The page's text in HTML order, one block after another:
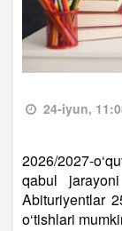
24-iyun,
2026/2027-
qabul
Abituriyentlar
o‘tishlari